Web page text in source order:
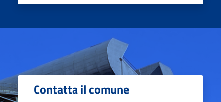
Contatta il comune